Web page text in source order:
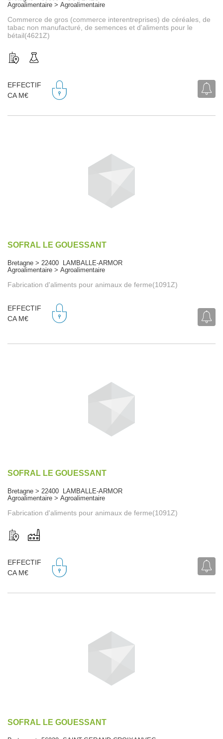
Agroalimentaire > Agroalimentaire
Commerce de gros (commerce interentreprises) de céréales, de
tabac non manufacturé, de semences et d'aliments pour le
bétail(4621Z)
EFFECTIF
CA M€
SOFRAL LE GOUESSANT
Bretagne > 22400 LAMBALLE-ARMOR
Agroalimentaire > Agroalimentaire
Fabrication d'aliments pour animaux de ferme(1091Z)
EFFECTIF
CA M€
SOFRAL LE GOUESSANT
Bretagne > 22400 LAMBALLE-ARMOR
Agroalimentaire > Agroalimentaire
Fabrication d'aliments pour animaux de ferme(1091Z)
EFFECTIF
CA M€
SOFRAL LE GOUESSANT